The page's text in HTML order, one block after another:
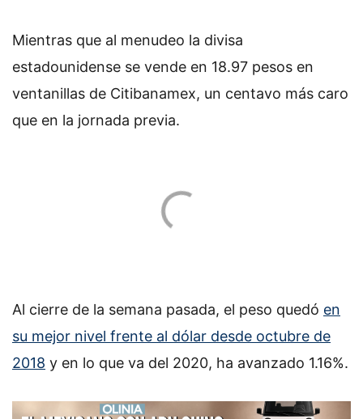
Mientras que al menudeo la divisa
estadounidense se vende en 18.97 pesos en
ventanillas de Citibanamex, un centavo más caro
que en la jornada previa.
Al cierre de la semana pasada, el peso quedó en
su mejor nivel frente al dólar desde octubre de
2018 y en lo que va del 2020, ha avanzado 1.16%.